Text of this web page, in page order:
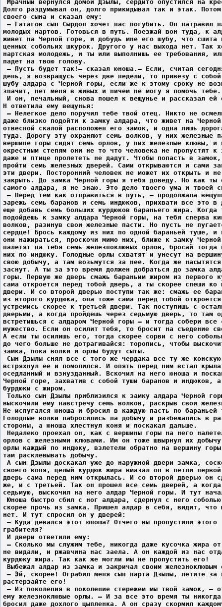
Мрачный вернулся домой Дзылы, сердито опустился на
Долго раздумывал он, долго прикидывал так и этак.
своего сына и сказал ему:
– Гатагов сын Сырдон хочет нас погубить. Он натравил
молодых нартов. Готовься в путь. Поезжай вон туда, к
живет на Черной горе, и добудь мне его шубу, что сшита
ценных собольих шкурок. Другого у нас выхода нет. Так
нартская молодежь, и ты или выполнишь ее требования,
падет на твою голову.
– Пусть будет так!– сказал юноша.– Если, считая
день, я возвращусь через две недели, то привезу с собой
шубу алдара с Черной горы, если же к этому сроку не
значит, нет меня в живых и ничем не могу я помочь тебе.
И он, печальный, снова пошел к вещунье и рассказал ей
H ответила ему вещунья:
– Нелегкое дело поручил тебе твой отец. Никто не
даже близко подойти к замку алдара, что живет на
отвесной скалой расположен его замок, и одна лишь
туда. Дорогу эту охраняют семь волков, у них железные
вершине горы сидят семь орлов, у них железные клювы, и
окрестным степям они не то что человека не пропустят к
даже и птице пролететь не дадут. Чтобы попасть в
пройти семь железных дверей. Сами открываются и сами
эти двери. Посторонний человек не может их открыть и
закрыть. До замка Черной горы я тебя доведу. Но как ты
самого алдара, я не знаю. Это дело твоего ума и твоей
– Перед тем как отправиться в путь, – продолжала
зарежь семь баранов и семь индюков, прихвати все это в
еще добавь семь больших курдюков бараньего жира. Когда
подойдешь к замку алдара Черной горы, на тебя сперва
волков, разинув свои железные пасти. Но пусть не
сердце! Брось каждому из них по одной бараньей туше, и
они нажираться, проскочи мимо них, ближе к замку
налетят на тебя семь железноклювых орлов, бросай тогда
них по индюку. Голодные орлы схватят и унесут на
свою добычу, а там возьмутся за нее. Когда же
заснут. А ты за это время должен добраться до замка
горы. Первую же дверь смажь бараньим жиром из первого
сама откроется перед тобой дверь, а ты скорее спеши ко
двери. И со второй дверью поступи так же: смажь ее
из второго курдюка, она тоже сама перед тобой
устремись скорее к третьей двери. Так поступишь с
дверьми, а когда пройдешь через седьмую дверь, то там
встретишься с алдаром Черной горы – и тогда собери все
мужество. Если он осилит тебя, то бросит на съедение
А если ты осилишь его, тогда скорее сорви с него
до чего больше не дотрагивайся: торопись, чтобы
замка, пока волки и орлы будут сыты.
Сын Дзылы снял все с того же чердака все ту же
встряхнул ее и помолился. И опять перед ним встал
оседланный и взнузданный. Вскочил на него юноша и
Черной горе, захватив с собой туши баранов и индюков,
бурдюки с жиром.
Только сын Дзылы приблизился к замку алдара Черной
выскочили ему навстречу семь волков, раскрыв свои
Не испугался юноша и бросил в каждую пасть по бараньей
Голодные волки набросились на добычу и разбежались в
стороны, а юноша хлестнул коня и поскакал дальше.
Недалеко проехал он, как с вершины горы на него
орлов с железными клювами. Им он тоже швырнул их
орлы каждый по индюку, взлетели обратно на вершину
там расклевывать добычу.
А сын Дзылы доскакал уже до наружной двери замка,
своего коня, целый курдюк жира вмазал он в петли
дверь сама перед ним открылась. И со второй дверью он
же, и с третьей. Так он прошел все семь дверей, а когда
седьмую, выскочил на него алдар Черной горы. И тут
Юноша быстро сбил с ног алдара, сдернул с него
скорее прочь из замка. Пришел алдар в себя, видит, что
нет. И тут спросил он у дверей:
– Куда девался этот юноша? Отчего вы пропустили этого
грабителя?
И двери ответили ему:
– Сколько мы служим тебе, никогда даже кусочка жира
не видали, и ржавчина нас заела. А он каждой из нас
курдюку жира. Так как же могли мы не пропустить его!
Выбежал алдар из замка и закричал своим железноклювым
– Эй, скорее! Ограбил меня сын нарта Дзылы, летите за
растерзайте его!
– Из поколения в поколение стережем мы твой замок, –
ему железноклювые орлы. – И за все это время ты
бросил даже дохлого цыпленка. А он сразу скормил